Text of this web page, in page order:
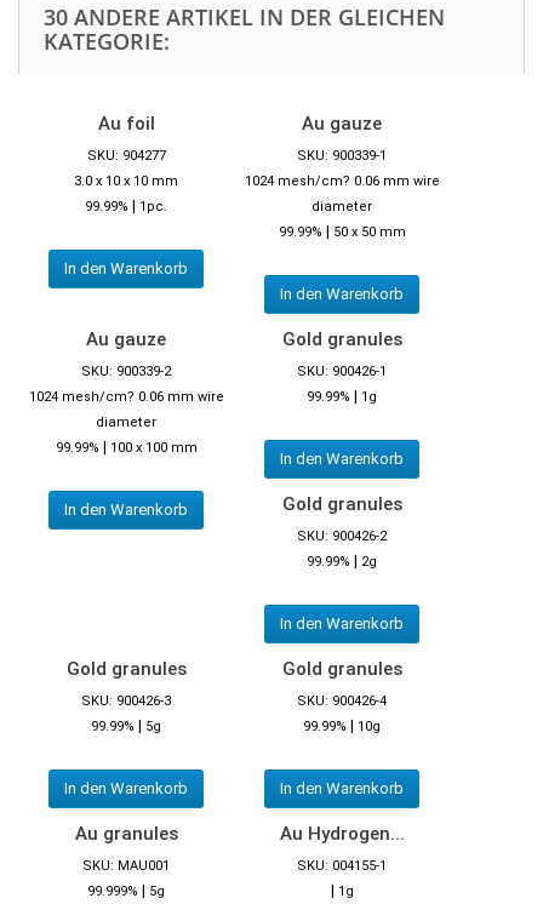
30 ANDERE ARTIKEL IN DER GLEICHEN
KATEGORIE:
Au foil
SKU: 904277
3.0 x 10 x 10 mm
99.99% | 1pc.
In den Warenkorb
Au gauze
SKU: 900339-1
1024 mesh/cm? 0.06 mm wire
diameter
99.99% | 50 x 50 mm
In den Warenkorb
Au gauze
SKU: 900339-2
1024 mesh/cm? 0.06 mm wire
diameter
99.99% | 100 x 100 mm
In den Warenkorb
Gold granules
SKU: 900426-1
99.99% | 1g
In den Warenkorb
Gold granules
SKU: 900426-2
99.99% | 2g
In den Warenkorb
Gold granules
SKU: 900426-3
99.99% | 5g
In den Warenkorb
Gold granules
SKU: 900426-4
99.99% | 10g
In den Warenkorb
Au granules
SKU: MAU001
99.999% | 5g
Au Hydrogen...
SKU: 004155-1
| 1g